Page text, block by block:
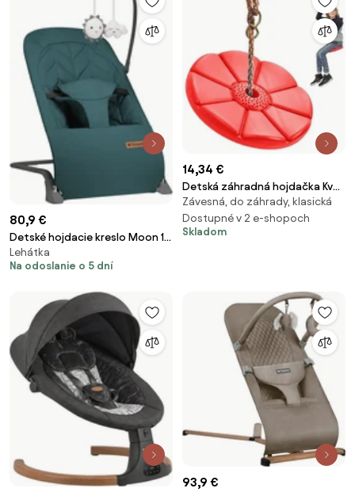
80,9 €
Detské hojdacie kreslo Moon 10
zelené
Lehátka
Na odoslanie o 5 dní
14,34 €
Detská záhradná hojdačka Kvet
VG1534, rôzne farby
Závesná, do záhrady, klasická
Dostupné v 2 e-shopoch
Skladom
93,9 €